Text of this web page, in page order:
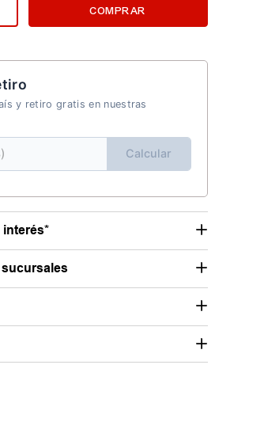
COMPRAR
y retiro gratis en nuestras
Calcular
interés*